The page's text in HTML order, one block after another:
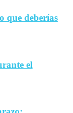
que deberías
el